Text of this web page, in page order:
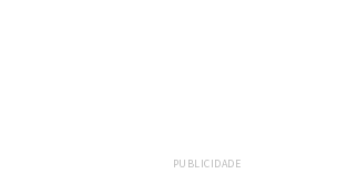
PUBLICIDADE